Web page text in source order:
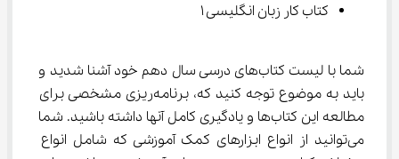
کتاب کار زبان انگلیسی ۱
شما با لیست کتاب‌های درسی سال دهم خود آشنا شدید و
باید به موضوع توجه کنید که، برنامه‌ریزی مشخصی برای
مطالعه این کتاب‌ها و یادگیری کامل آنها داشته باشید. شما
می‌توانید از انواع ابزارهای کمک آموزشی که شامل انواع